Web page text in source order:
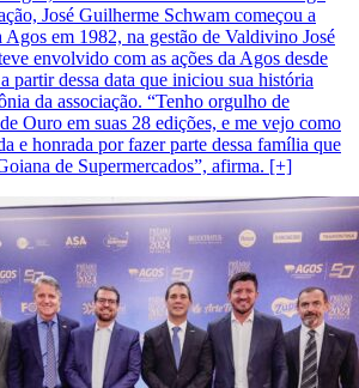
José Guilherme Schwam começou a
em 1982, na gestão de Valdivino José
envolvido com as ações da Agos desde
partir dessa data que iniciou sua história
da associação. “Tenho orgulho de
Ouro em suas 28 edições, e me vejo como
e honrada por fazer parte dessa família que
de Supermercados”, afirma. [+]